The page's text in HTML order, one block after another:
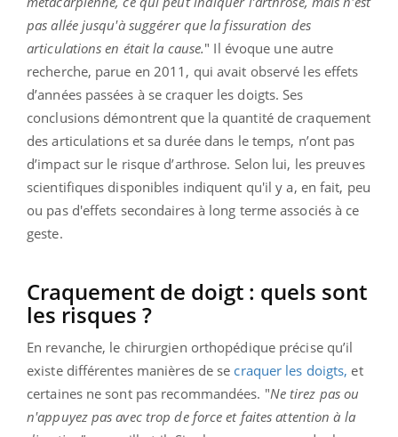
pas allée jusqu'à suggérer que la fissuration des
articulations en était la cause." Il évoque une autre
recherche, parue en 2011, qui avait observé les effets
d’années passées à se craquer les doigts. Ses
conclusions démontrent que la quantité de craquement
des articulations et sa durée dans le temps, n’ont pas
d’impact sur le risque d’arthrose. Selon lui, les preuves
scientifiques disponibles indiquent qu'il y a, en fait, peu
ou pas d'effets secondaires à long terme associés à ce
geste.
Craquement de doigt : quels sont
les risques ?
En revanche, le chirurgien orthopédique précise qu’il
existe différentes manières de se craquer les doigts, et
certaines ne sont pas recommandées. "Ne tirez pas ou
n'appuyez pas avec trop de force et faites attention à la